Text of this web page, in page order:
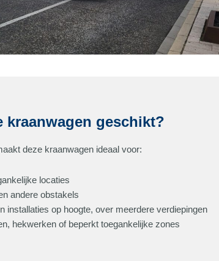
kraanwagen geschikt?
deze kraanwagen ideaal voor:
locaties
andere obstakels
installaties op hoogte, over meerdere verdiepingen
hekwerken of beperkt toegankelijke zones